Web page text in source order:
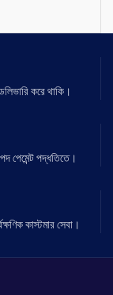
করে থাকি।
পেমেন্ট পদ্ধতিতে।
কাস্টমার সেবা।